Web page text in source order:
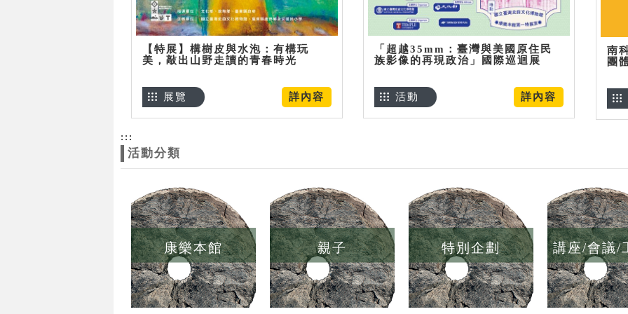
【特展】構樹皮與水泡：有構玩
美，敲出山野走讀的青春時光
詳內容
展覽
「超越35mm：臺灣與美國原住民
族影像的再現政治」國際巡迴展
詳內容
活動
南
團
:::
活動分類
康樂本館 親子 特別企劃 講座/會議/